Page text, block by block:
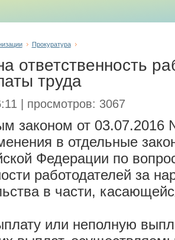
Прокуратура
ответственность
труда
| просмотров: 3067
законом от
в отдельные
Федерации по
работодателей за
в части,
или неполную